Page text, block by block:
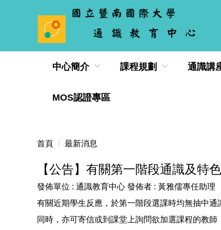
中心簡介 課程規劃 通識講
MOS認證專區
首頁 最新消息
【公告】有關第一階段通識及特
發佈單位 : 通識教育中心 發佈者 : 黃雅儒專任助理
有關近期學生反應，於第一階段選課時均無抽中
同時，亦可寄信或到課堂上詢問欲加選課程的教